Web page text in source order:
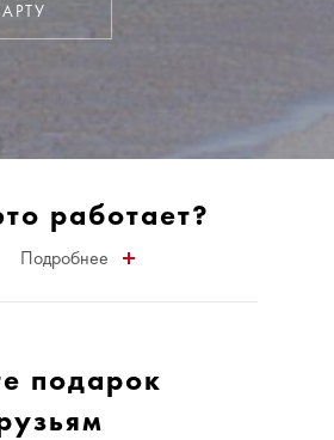
работает?
Подробнее
подарок